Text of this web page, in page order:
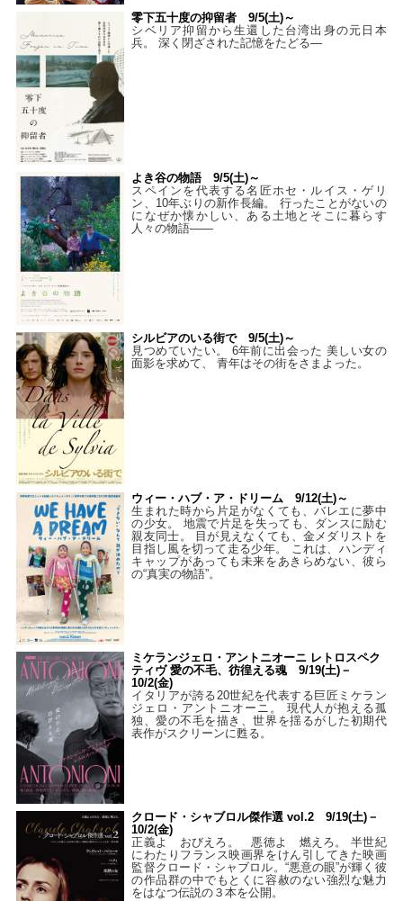
零下五十度の抑留者 9/5(土)～
シベリア抑留から生還した台湾出身の元日本
兵。 深く閉ざされた記憶をたどる—
よき谷の物語 9/5(土)～
スペインを代表する名匠ホセ・ルイス・ゲリ
ン、10年ぶりの新作長編。 行ったことがないの
になぜか懐かしい、ある土地とそこに暮らす
人々の物語――
シルビアのいる街で 9/5(土)～
見つめていたい。 6年前に出会った 美しい女の
面影を求めて、 青年はその街をさまよった。
ウィー・ハブ・ア・ドリーム 9/12(土)～
生まれた時から片足がなくても、バレエに夢中
の少女。 地震で片足を失っても、ダンスに励む
親友同士。 目が見えなくても、金メダリストを
目指し風を切って走る少年。 これは、ハンディ
キャップがあっても未来をあきらめない、彼ら
の“真実の物語”。
ミケランジェロ・アントニオーニ レトロスペク
ティヴ 愛の不毛、彷徨える魂 9/19(土)－
10/2(金)
イタリアが誇る20世紀を代表する巨匠ミケラン
ジェロ・アントニオーニ。 現代人が抱える孤
独、愛の不毛を描き、世界を揺るがした初期代
表作がスクリーンに甦る。
クロード・シャブロル傑作選 vol.2 9/19(土)－
10/2(金)
正義よ おびえろ。 悪徳よ 燃えろ。 半世紀
にわたりフランス映画界をけん引してきた映画
監督クロード・シャブロル。“悪意の眼”が輝く彼
の作品群の中でもとくに容赦のない強烈な魅力
をはなつ伝説の３本を公開。